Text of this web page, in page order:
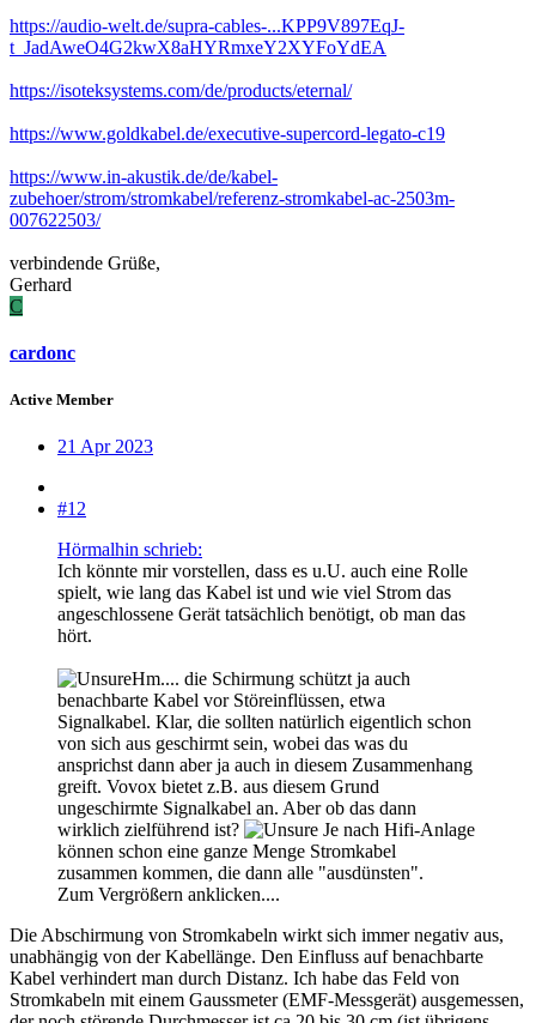
https://audio-welt.de/supra-cables-...KPP9V897EqJ-
t_JadAweO4G2kwX8aHYRmxeY2XYFoYdEA
https://isoteksystems.com/de/products/eternal/
https://www.goldkabel.de/executive-supercord-legato-c19
https://www.in-akustik.de/de/kabel-
zubehoer/strom/stromkabel/referenz-stromkabel-ac-2503m-
007622503/
verbindende Grüße,
Gerhard
C
cardonc
Active Member
21 Apr 2023
#12
Hörmalhin schrieb:
Ich könnte mir vorstellen, dass es u.U. auch eine Rolle
spielt, wie lang das Kabel ist und wie viel Strom das
angeschlossene Gerät tatsächlich benötigt, ob man das
hört.
Hm.... die Schirmung schützt ja auch
benachbarte Kabel vor Störeinflüssen, etwa
Signalkabel. Klar, die sollten natürlich eigentlich schon
von sich aus geschirmt sein, wobei das was du
ansprichst dann aber ja auch in diesem Zusammenhang
greift. Vovox bietet z.B. aus diesem Grund
ungeschirmte Signalkabel an. Aber ob das dann
wirklich zielführend ist?
Je nach Hifi-Anlage
können schon eine ganze Menge Stromkabel
zusammen kommen, die dann alle "ausdünsten".
Zum Vergrößern anklicken....
Die Abschirmung von Stromkabeln wirkt sich immer negativ aus,
unabhängig von der Kabellänge. Den Einfluss auf benachbarte
Kabel verhindert man durch Distanz. Ich habe das Feld von
Stromkabeln mit einem Gaussmeter (EMF-Messgerät) ausgemessen,